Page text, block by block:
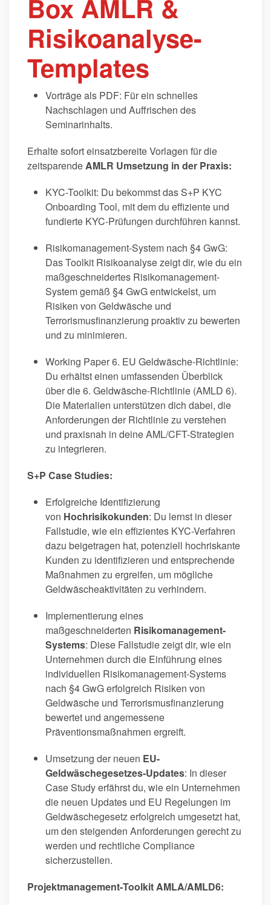
Box AMLR &
Risikoanalyse-
Templates
Vorträge als PDF: Für ein schnelles
Nachschlagen und Auffrischen des
Seminarinhalts.
Erhalte sofort einsatzbereite Vorlagen für die
zeitsparendeAMLR Umsetzung in der Praxis:
KYC-Toolkit: Du bekommst das S+P KYC
Onboarding Tool, mit dem du effiziente und
fundierte KYC-Prüfungen durchführen kannst.
Risikomanagement-System nach §4 GwG:
Das Toolkit Risikoanalyse zeigt dir, wie du ein
maßgeschneidertes Risikomanagement-
System gemäß §4 GwG entwickelst, um
Risiken von Geldwäsche und
Terrorismusfinanzierung proaktiv zu bewerten
und zu minimieren.
Working Paper 6. EU Geldwäsche-Richtlinie:
Du erhältst einen umfassenden Überblick
über die 6. Geldwäsche-Richtlinie (AMLD 6).
Die Materialien unterstützen dich dabei, die
Anforderungen der Richtlinie zu verstehen
und praxisnah in deine AML/CFT-Strategien
zu integrieren.
S+P Case Studies:
Erfolgreiche Identifizierung
von Hochrisikokunden: Du lernst in dieser
Fallstudie, wie ein effizientes KYC-Verfahren
dazu beigetragen hat, potenziell hochriskante
Kunden zu identifizieren und entsprechende
Maßnahmen zu ergreifen, um mögliche
Geldwäscheaktivitäten zu verhindern.
Implementierung eines
maßgeschneiderten Risikomanagement-
Systems: Diese Fallstudie zeigt dir, wie ein
Unternehmen durch die Einführung eines
individuellen Risikomanagement-Systems
nach §4 GwG erfolgreich Risiken von
Geldwäsche und Terrorismusfinanzierung
bewertet und angemessene
Präventionsmaßnahmen ergreift.
Umsetzung der neuen EU-
Geldwäschegesetzes-Updates: In dieser
Case Study erfährst du, wie ein Unternehmen
die neuen Updates und EU Regelungen im
Geldwäschegesetz erfolgreich umgesetzt hat,
um den steigenden Anforderungen gerecht zu
werden und rechtliche Compliance
sicherzustellen.
Projektmanagement‑ToolkitAMLA/AMLD6: